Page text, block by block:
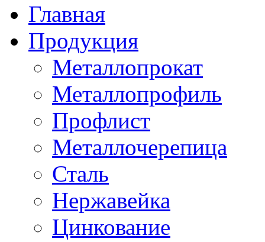
Главная
Продукция
Металлопрокат
Металлопрофиль
Профлист
Металлочерепица
Сталь
Нержавейка
Цинкование